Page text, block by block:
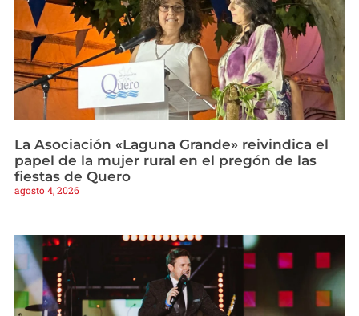
La Asociación «Laguna Grande» reivindica el
papel de la mujer rural en el pregón de las
fiestas de Quero
agosto 4, 2026